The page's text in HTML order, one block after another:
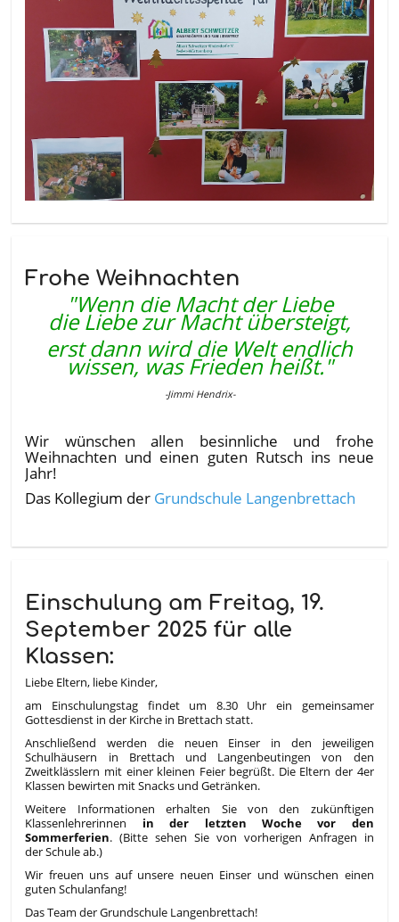
Frohe Weihnachten
"Wenn die Macht der Liebe
die Liebe zur Macht übersteigt,
erst dann wird die Welt endlich
wissen, was Frieden heißt."
-Jimmi Hendrix-
Wir wünschen allen besinnliche und frohe
Weihnachten und einen guten Rutsch ins neue
Jahr!
Das Kollegium der Grundschule Langenbrettach
Einschulung am Freitag, 19.
September 2025 für alle
Klassen:
Liebe Eltern, liebe Kinder,
am Einschulungstag findet um 8.30 Uhr ein gemeinsamer
Gottesdienst in der Kirche in Brettach statt.
Anschließend werden die neuen Einser in den jeweiligen
Schulhäusern in Brettach und Langenbeutingen von den
Zweitklässlern mit einer kleinen Feier begrüßt. Die Eltern der 4er
Klassen bewirten mit Snacks und Getränken.
Weitere Informationen erhalten Sie von den zukünftigen
Klassenlehrerinnen in der letzten Woche vor den
Sommerferien. (Bitte sehen Sie von vorherigen Anfragen in
der Schule ab.)
Wir freuen uns auf unsere neuen Einser und wünschen einen
guten Schulanfang!
Das Team der Grundschule Langenbrettach!